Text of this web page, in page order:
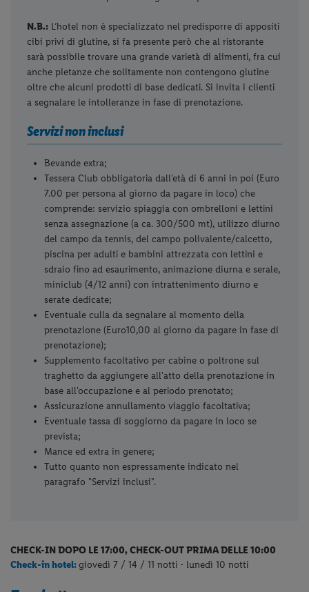
N.B.: L’hotel non è specializzato nel predisporre di appositi
cibi privi di glutine, si fa presente però che al ristorante
sarà possibile trovare una grande varietà di alimenti, fra cui
anche pietanze che solitamente non contengono glutine
oltre che alcuni prodotti di base dedicati. Si invita i clienti
a segnalare le intolleranze in fase di prenotazione.
Servizi non inclusi
Bevande extra;
Tessera Club obbligatoria dall'età di 6 anni in poi (Euro
7.00 per persona al giorno da pagare in loco) che
comprende: servizio spiaggia con ombrelloni e lettini
senza assegnazione (a ca. 300/500 mt), utilizzo diurno
del campo da tennis, del campo polivalente/calcetto,
piscina per adulti e bambini attrezzata con lettini e
sdraio fino ad esaurimento, animazione diurna e serale,
miniclub (4/12 anni) con intrattenimento diurno e
serate dedicate;
Eventuale culla da segnalare al momento della
prenotazione (Euro10,00 al giorno da pagare in fase di
prenotazione);
Supplemento facoltativo per cabine o poltrone sul
traghetto da aggiungere all'atto della prenotazione in
base all'occupazione e al periodo prenotato;
Assicurazione annullamento viaggio facoltativa;
Eventuale tassa di soggiorno da pagare in loco se
prevista;
Mance ed extra in genere;
Tutto quanto non espressamente indicato nel
paragrafo "Servizi inclusi".
CHECK-IN DOPO LE 17:00, CHECK-OUT PRIMA DELLE 10:00
Check-in hotel: giovedì7 / 14 / 11 notti - lunedì 10 notti